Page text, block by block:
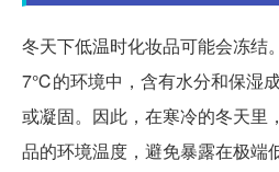
冬天下低温时化妆品可能会冻结
7℃的环境中，含有水分和保湿
或凝固。因此，在寒冷的冬天里
品的环境温度，避免暴露在极端